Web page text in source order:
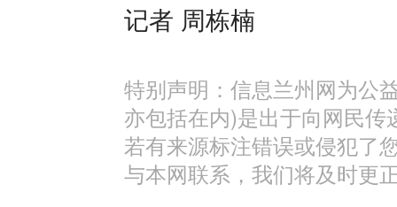
记者 周栋楠
特别声明：信息兰州网为公
亦包括在内)是出于向网民
若有来源标注错误或侵犯了
与本网联系，我们将及时更